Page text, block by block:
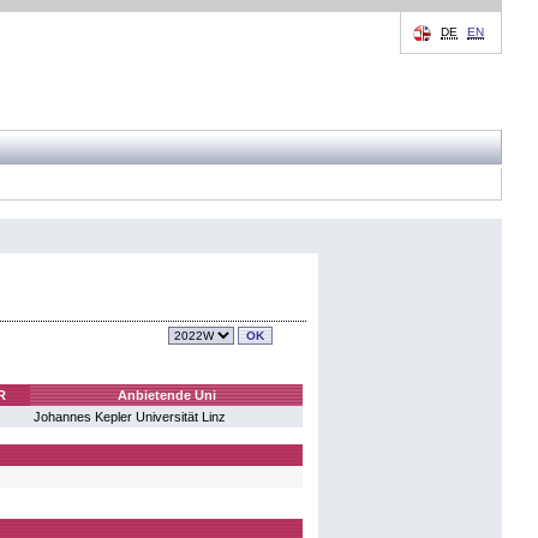
DE EN
Anbietende Uni
Johannes Kepler Universität Linz